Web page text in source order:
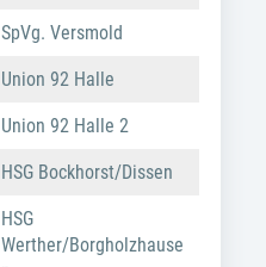
SpVg. Versmold
Union 92 Halle
Union 92 Halle 2
HSG Bockhorst/Dissen
HSG
Werther/Borgholzhause